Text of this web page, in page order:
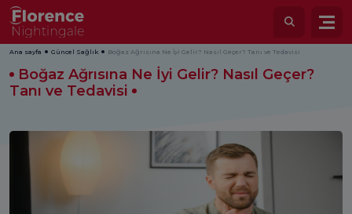
Ana sayfa Güncel Sağlık Boğaz Ağrısına Ne İyi Gelir? Nasıl Geçer? Tanı ve Tedavisi
Boğaz Ağrısına Ne İyi Gelir? Nasıl Geçer?
Tanı ve Tedavisi